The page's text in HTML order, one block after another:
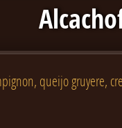
queijo gruyere,